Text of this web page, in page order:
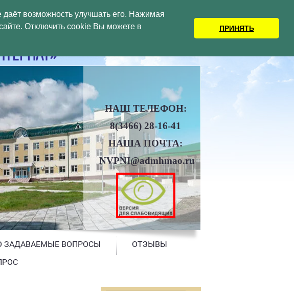
возможность улучшать его. Нажимая
Отключить cookie Вы можете в
ПРИНЯТЬ
ОКРУГА – ЮГРЫ
НАШ ТЕЛЕФОН:
8(3466) 28-16-41
НАША ПОЧТА:
NVPNI@admhmao.ru
ЗАДАВАЕМЫЕ ВОПРОСЫ
ОТЗЫВЫ